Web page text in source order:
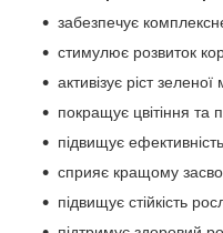
забезпечує
стимулює розвиток
активізує ріст зеленої
покращує цвітіння
підвищує
сприяє кращому
підвищує стійкість